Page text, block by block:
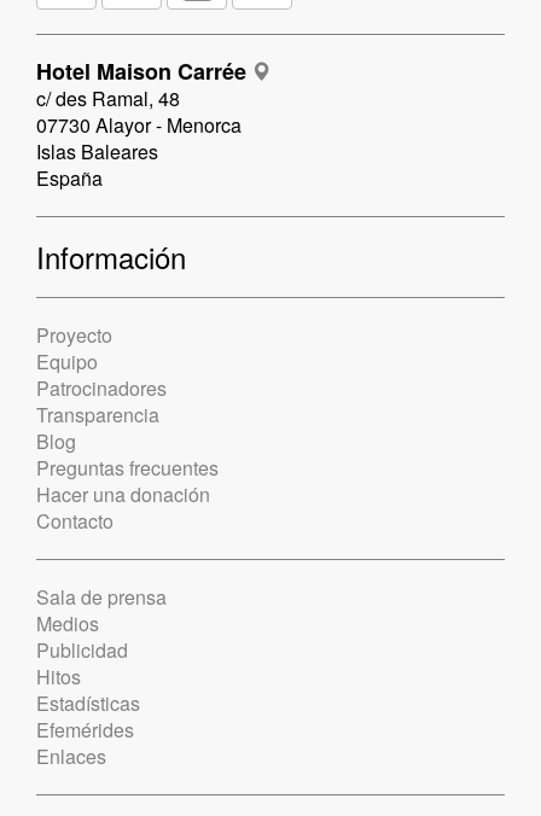
Hotel Maison Carrée
c/ des Ramal, 48
07730 Alayor - Menorca
Islas Baleares
España
Información
Proyecto
Equipo
Patrocinadores
Transparencia
Blog
Preguntas frecuentes
Hacer una donación
Contacto
Sala de prensa
Medios
Publicidad
Hitos
Estadísticas
Efemérides
Enlaces